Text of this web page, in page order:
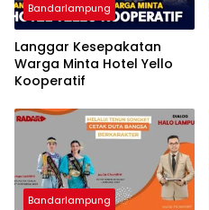
Bandarlampung
Langgar Kesepakatan
Warga Minta Hotel Yello
Kooperatif
Bandarlampung